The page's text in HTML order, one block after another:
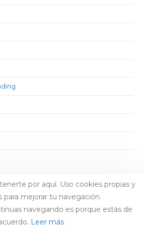
por aquí. Uso cookies propias y
para mejorar tu navegación.
navegando es porque estás de
Leer más